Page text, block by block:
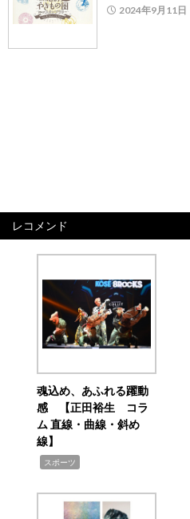
2024年9月11日
レコメンド
魂込め、あふれる躍動
感 【正田裕生 コラ
ム 直線・曲線・斜め
線】
スポーツ